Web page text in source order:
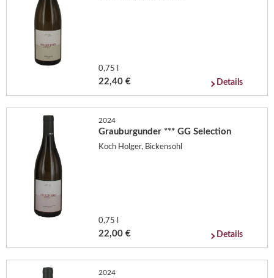
0,75 l
22,40 € Details
2024
Grauburgunder *** GG Selection
Koch Holger, Bickensohl
0,75 l
22,00 € Details
2024